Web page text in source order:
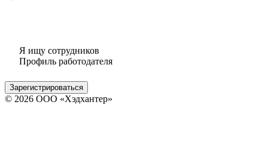
Я ищу сотрудников
Профиль работодателя
Зарегистрироваться
© 2026 ООО «Хэдхантер»